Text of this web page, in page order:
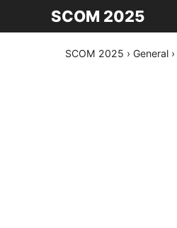
SCOM 2025
SCOM 2025 › General ›